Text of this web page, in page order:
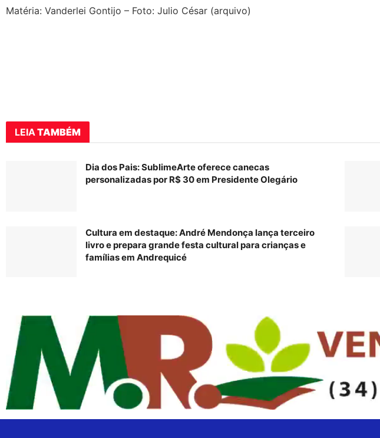
Matéria: Vanderlei Gontijo – Foto: Julio César (arquivo)
LEIA TAMBÉM
Dia dos Pais: SublimeArte oferece canecas
personalizadas por R$ 30 em Presidente Olegário
Cultura em destaque: André Mendonça lança terceiro
livro e prepara grande festa cultural para crianças e
famílias em Andrequicé